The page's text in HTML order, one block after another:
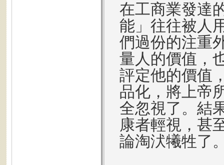
在工商業發達
能」往往被人
們過份的注重
量人的價值，
評定他的價值
品化，將上帝
全忽視了。結
康者輕視，甚
論淘汱犧牲了